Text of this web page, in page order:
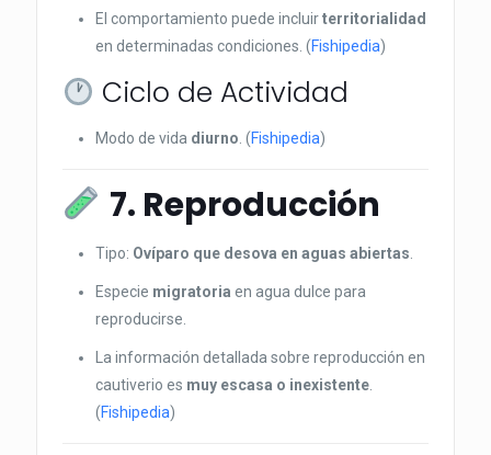
El comportamiento puede incluirterritorialidad
en determinadas condiciones. (Fishipedia)
Ciclo de Actividad
Modo de vida diurno. (Fishipedia)
7. Reproducción
Tipo: Ovíparo que desova en aguas abiertas.
Especie migratoria en agua dulce para
reproducirse.
La información detallada sobre reproducción en
cautiverio es muy escasa o inexistente.
(Fishipedia)